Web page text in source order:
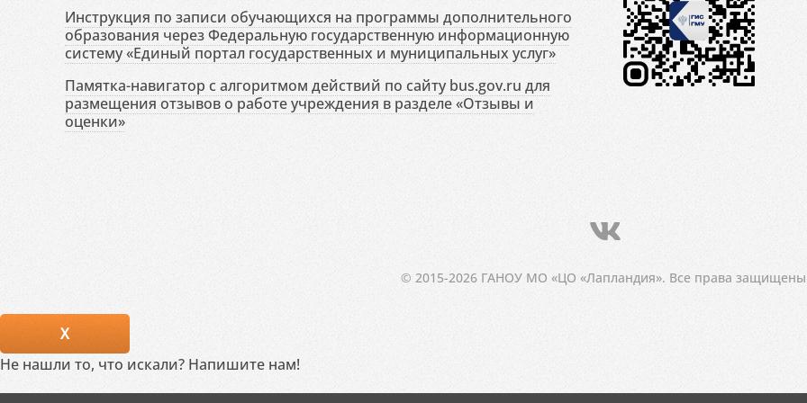
Инструкция по записи обучающихся на программы дополнительного
образования через Федеральную государственную информационную
систему «Единый портал государственных и муниципальных услуг»
Памятка-навигатор с алгоритмом действий по сайту bus.gov.ru для
размещения отзывов о работе учреждения в разделе «Отзывы и
оценки»
© 2015-2026 ГАНОУ МО «ЦО «Лапландия». Все права
X
Не нашли то, что искали? Напишите нам!